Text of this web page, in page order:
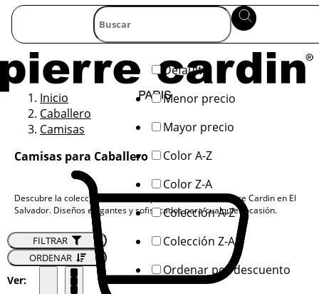
Inicio
Caballero
Camisas
Camisas para Caballero
Descubre la colección de camisas para caballero de Pierre Cardin en El
Salvador. Diseños elegantes y sofisticados para cualquier ocasión.
FILTRAR
ORDENAR
Ver:
Default
Menor precio
Mayor precio
Color A-Z
Color Z-A
Colección A-Z
Colección Z-A
Ordenar por descuento